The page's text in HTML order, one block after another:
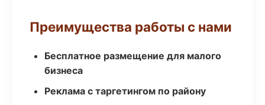
Преимущества работы с нами
Бесплатное размещение для малого
бизнеса
Реклама с таргетингом по району